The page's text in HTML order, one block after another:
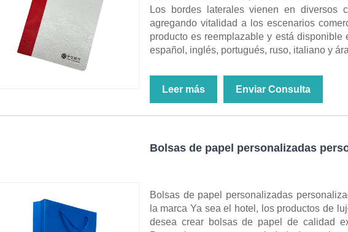
Los bordes laterales vienen en diversos
agregando vitalidad a los escenarios
producto es reemplazable y está
español, inglés, portugués, ruso, italiano y
Leer más Enviar Consulta
Bolsas de papel personalizadas
Bolsas de papel personalizadas
la marca Ya sea el hotel, los productos de
desea crear bolsas de papel de calidad